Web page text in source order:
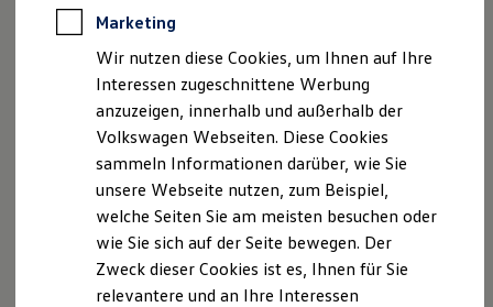
Software, Konnektivität & Apps
California App
VW Connect für Ihren ID. Buzz
VW Connect für Ihren Transporter/Caravelle
VW Connect für Ihren Amarok
VW Connect für andere Modelle
Connect Pro
Fleet Interface Data
Multistop Pathfinder
Übersicht Software Updates
Hilfreiches für Besitzer
Fahrerassistenz- und Sicherheitssysteme
Kontrollleuchten
Kurzfahrprofile und Ölverdünnung
Marketing
Wir nutzen diese Cookies, um Ihnen auf Ihre
Interessen zugeschnittene Werbung
anzuzeigen, innerhalb und außerhalb der
Volkswagen Webseiten. Diese Cookies
sammeln Informationen darüber, wie Sie
unsere Webseite nutzen, zum Beispiel,
welche Seiten Sie am meisten besuchen oder
wie Sie sich auf der Seite bewegen. Der
Zweck dieser Cookies ist es, Ihnen für Sie
relevantere und an Ihre Interessen